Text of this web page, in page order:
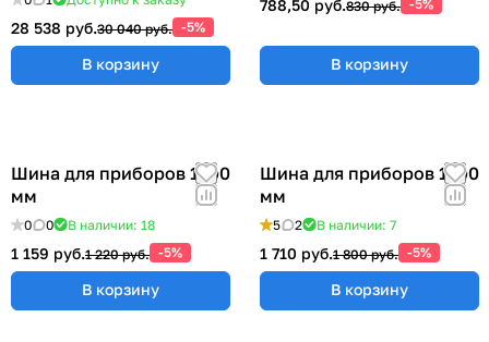
28 538 руб.30 040 руб. -5%
В корзину
788,50 руб.830 руб. -5%
В корзину
Шина для приборов 1200
мм
0 0 В наличии: 18
1 159 руб.1 220 руб. -5%
В корзину
Шина для приборов 1500
мм
5 2 В наличии: 7
1 710 руб.1 800 руб. -5%
В корзину